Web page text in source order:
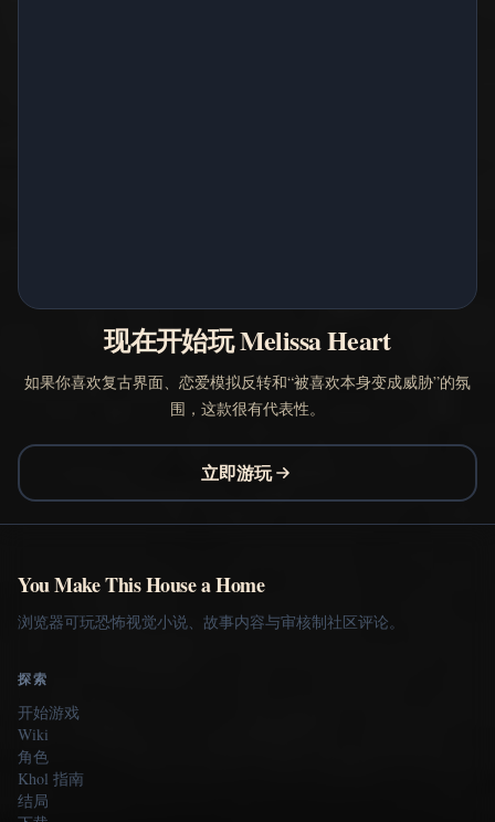
现在开始玩 Melissa Heart
如果你喜欢复古界面、恋爱模拟反转和“被喜欢本身变成威胁”的氛
围，这款很有代表性。
立即游玩
You Make This House a Home
浏览器可玩恐怖视觉小说、故事内容与审核制社区评论。
探索
开始游戏
Wiki
角色
Khol 指南
结局